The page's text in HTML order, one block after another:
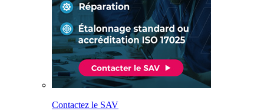
Contactez le SAV